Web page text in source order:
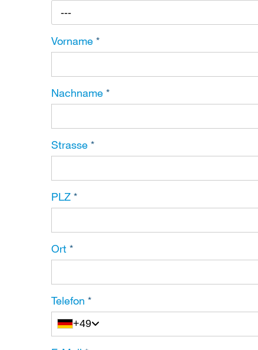
---
Vorname *
Nachname *
Strasse *
PLZ *
Ort *
Telefon *
+49